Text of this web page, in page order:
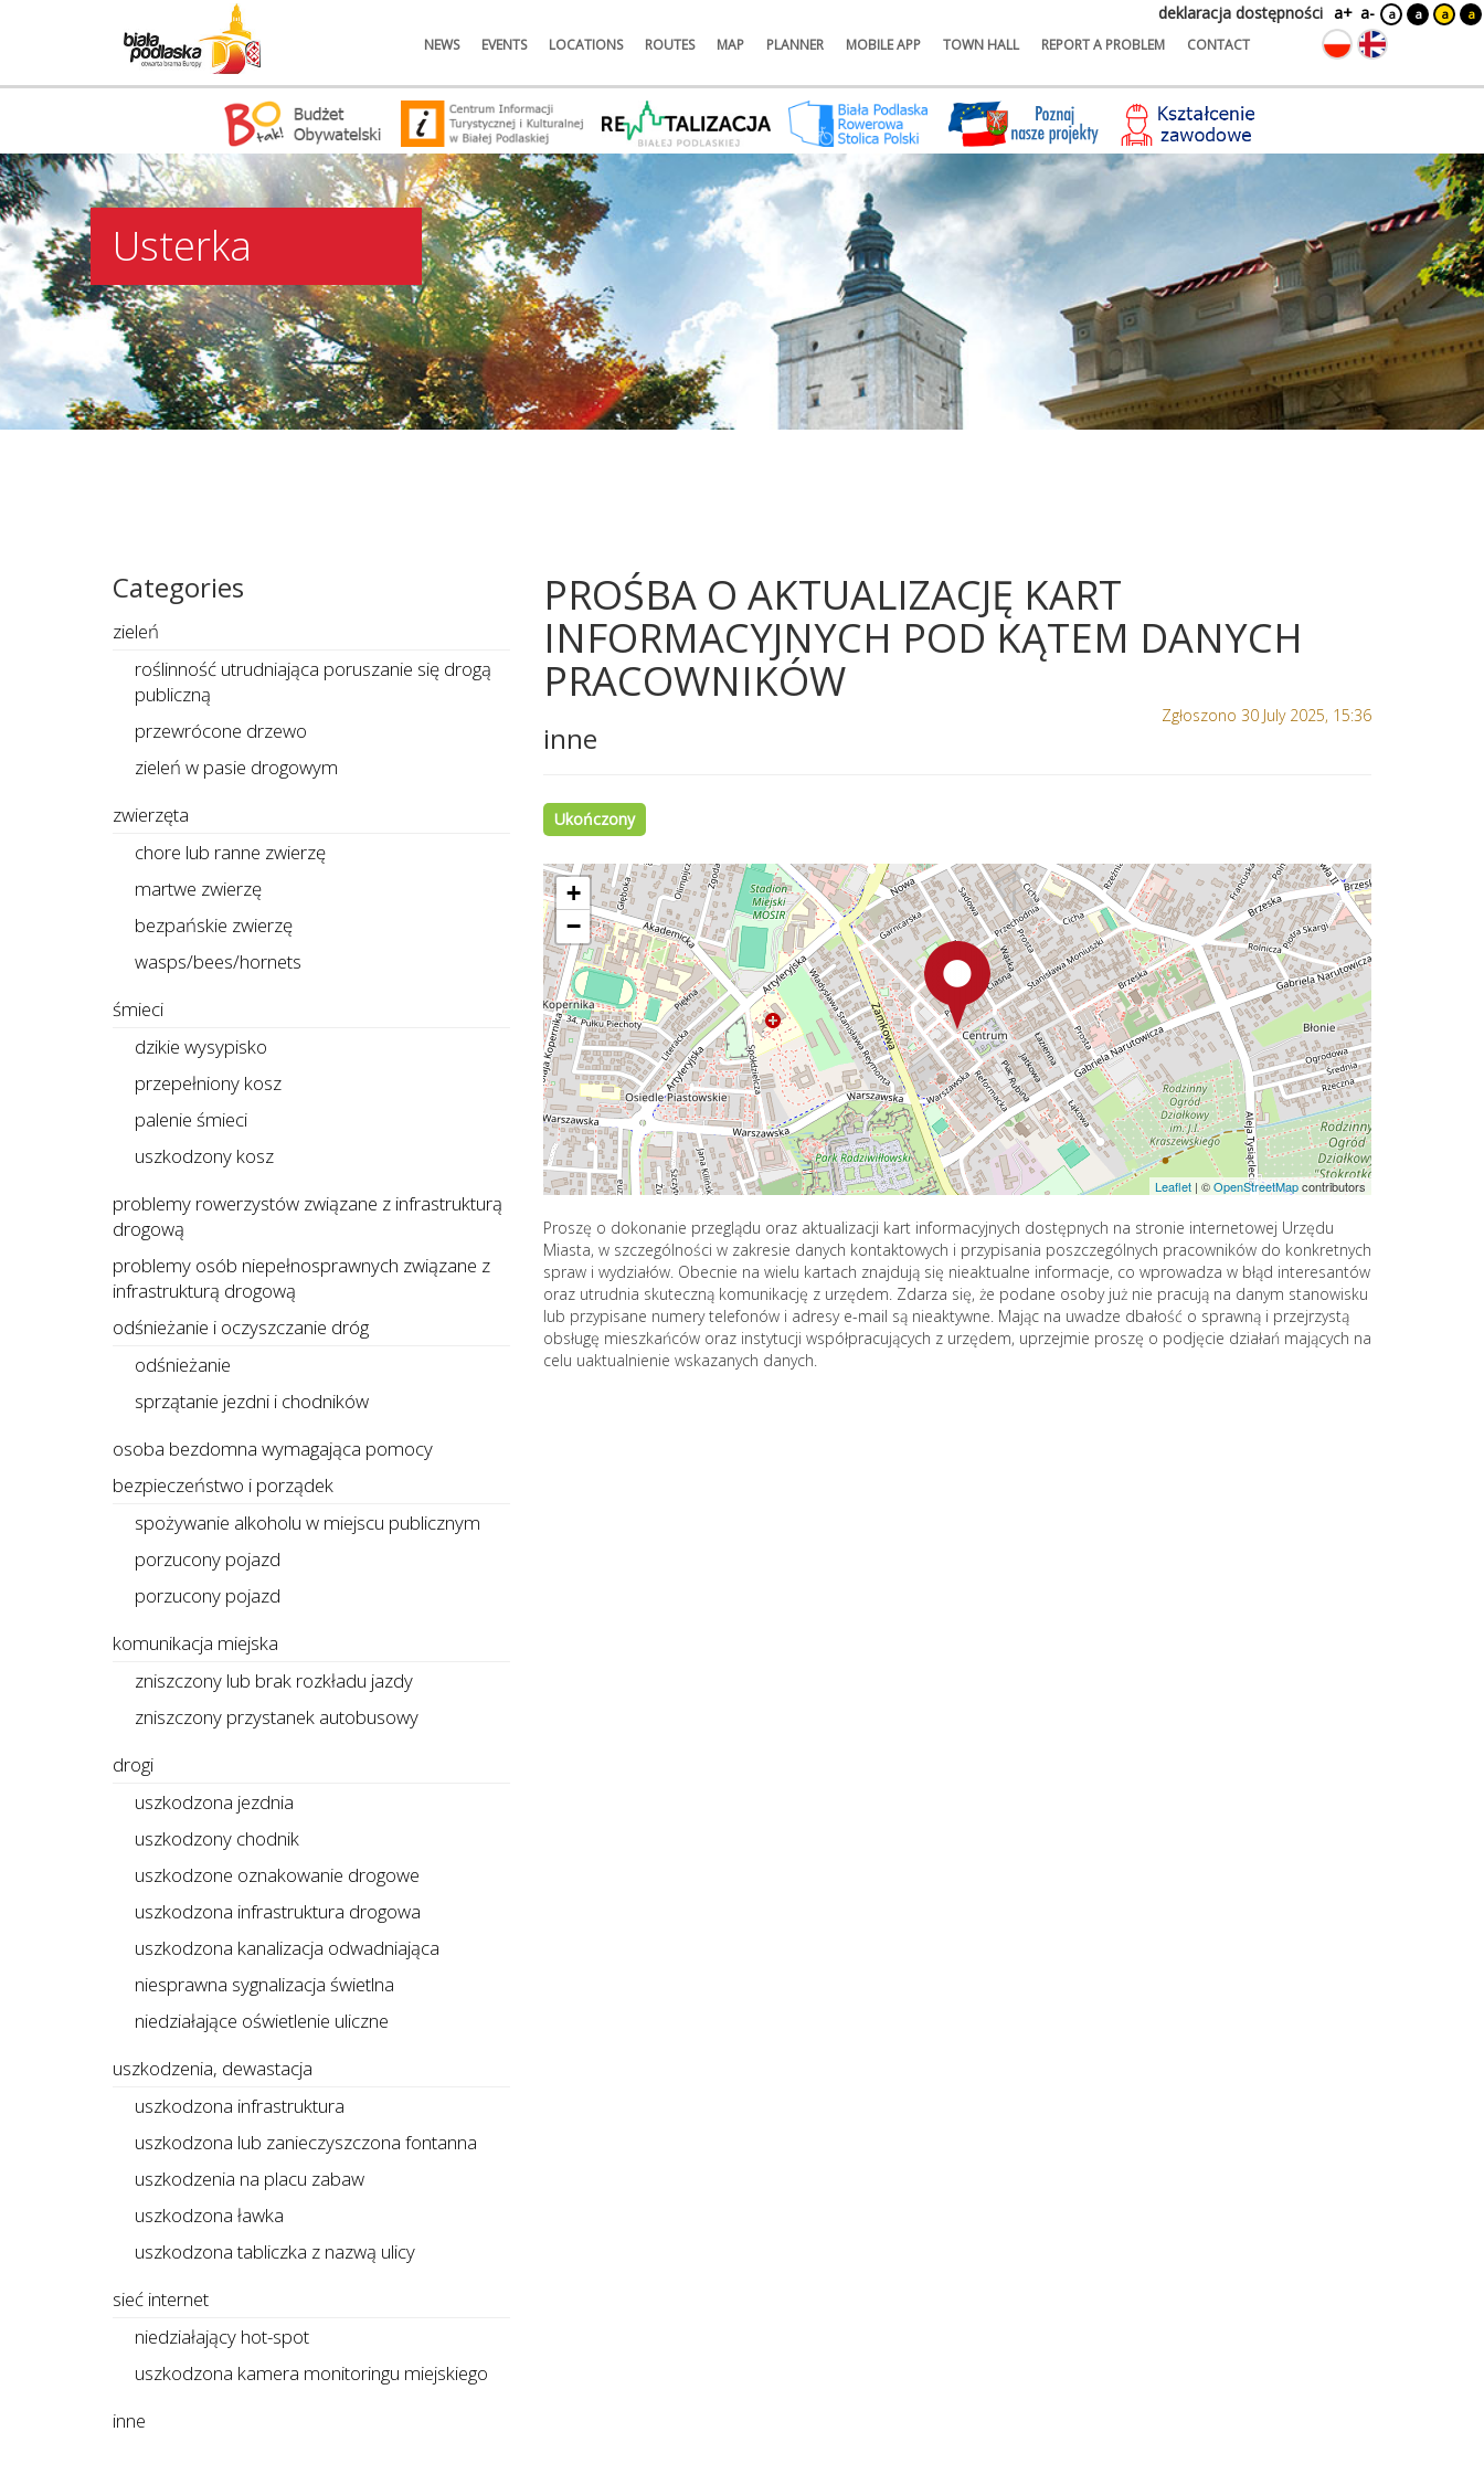
NEWS EVENTS LOCATIONS ROUTES MAP PLANNER MOBILE APP TOWN HALL REPORT A PROBLEM CONTACT
deklaracja dostępności a+ a- a a a a
Usterka
PROŚBA O AKTUALIZACJĘ KART
INFORMACYJNYCH POD KĄTEM DANYCH
PRACOWNIKÓW
Zgłoszono 30 July 2025, 15:36
inne
Ukończony
+
−
Leaflet | ©OpenStreetMapcontributors
Proszę o dokonanie przeglądu oraz aktualizacji kart informacyjnych dostępnych na stronie internetowej Urzędu
Miasta, w szczególności w zakresie danych kontaktowych i przypisania poszczególnych pracowników do konkretnych
spraw i wydziałów. Obecnie na wielu kartach znajdują się nieaktualne informacje, co wprowadza w błąd interesantów
oraz utrudnia skuteczną komunikację z urzędem. Zdarza się, że podane osoby już nie pracują na danym stanowisku
lub przypisane numery telefonów i adresy e-mail są nieaktywne. Mając na uwadze dbałość o sprawną i przejrzystą
obsługę mieszkańców oraz instytucji współpracujących z urzędem, uprzejmie proszę o podjęcie działań mających na
celu uaktualnienie wskazanych danych.
Categories
zieleń
roślinność utrudniająca poruszanie się drogą
publiczną
przewrócone drzewo
zieleń w pasie drogowym
zwierzęta
chore lub ranne zwierzę
martwe zwierzę
bezpańskie zwierzę
wasps/bees/hornets
śmieci
dzikie wysypisko
przepełniony kosz
palenie śmieci
uszkodzony kosz
problemy rowerzystów związane z infrastrukturą
drogową
problemy osób niepełnosprawnych związane z
infrastrukturą drogową
odśnieżanie i oczyszczanie dróg
odśnieżanie
sprzątanie jezdni i chodników
osoba bezdomna wymagająca pomocy
bezpieczeństwo i porządek
spożywanie alkoholu w miejscu publicznym
porzucony pojazd
porzucony pojazd
komunikacja miejska
zniszczony lub brak rozkładu jazdy
zniszczony przystanek autobusowy
drogi
uszkodzona jezdnia
uszkodzony chodnik
uszkodzone oznakowanie drogowe
uszkodzona infrastruktura drogowa
uszkodzona kanalizacja odwadniająca
niesprawna sygnalizacja świetlna
niedziałające oświetlenie uliczne
uszkodzenia, dewastacja
uszkodzona infrastruktura
uszkodzona lub zanieczyszczona fontanna
uszkodzenia na placu zabaw
uszkodzona ławka
uszkodzona tabliczka z nazwą ulicy
sieć internet
niedziałający hot-spot
uszkodzona kamera monitoringu miejskiego
inne